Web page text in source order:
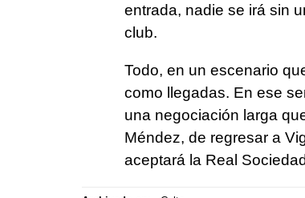
entrada, nadie se irá sin
club.
Todo, en un escenario
como llegadas. En ese
una negociación larga
Méndez, de regresar a
aceptará la Real